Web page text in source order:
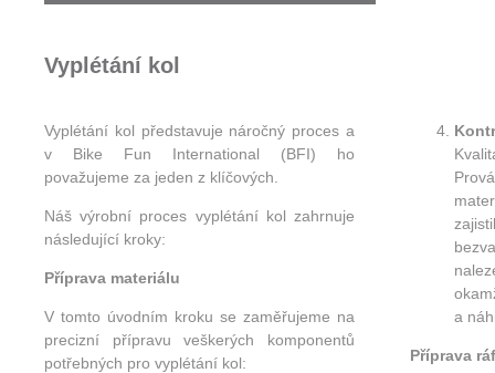
Vyplétání kol
Vyplétání kol představuje náročný proces a
v Bike Fun International (BFI) ho
považujeme za jeden z klíčových.
Náš výrobní proces vyplétání kol zahrnuje
následující kroky:
Příprava materiálu
V tomto úvodním kroku se zaměřujeme na
precizní přípravu veškerých komponentů
potřebných pro vyplétání kol:
a
Příprava